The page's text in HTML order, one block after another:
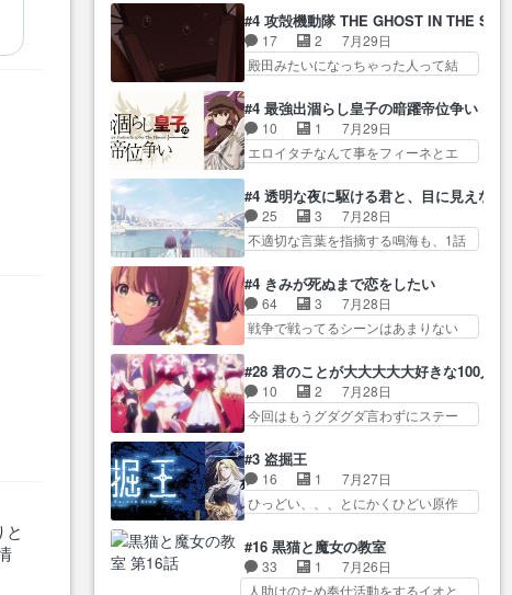
に・ベリルはミュ… おっさんの
親となるとお爺ちゃんだよね孫
扱… ・ベリル、実家に帰ること
に・ベリルはミュ…
全… 第４話をU-NEXTで視聴しま
した。視聴… スマホを買うた
め、都心で待ち合わせをした…
だかん… いきなりシリアス展開
ぶち込んでくるじゃん… 春希の
家庭事情は複雑。食事とか隼人が親
身…
自らが行う煙草と葉巻は… ブロ
グを更新しました!!宜しければ、是
非… 計画通りにはいかないね笑
やり遂げた(ほぼ… 今回もターニ
し… 白髪の男性が語った家族を
失った喪無感が、… 連邦に対し
て有利な講話条件を引き出すた
ターニャの勝利軍… 犠牲を払っ
ても良いならお前たちが前線へ
行… 戦闘がアッサリし過ぎじゃ
ない？戦争がメイ…
#4 攻殻機動隊 THE GHOST IN THE
17 2
7月29日
殿田みたいになっちゃった人って結
と思ってたら、トグサが… あの
見た目もうただのロボでしかないん
だよ… 俺らの汗拭きそりゃいや
だろwwバトー＆ト… イノセンス
イ… アダム・リンクやジェイム
スン(教授)型サ… アンドロイドも
おっさんの汗を拭くのは嫌や…
ったエピ… コミカルなのにも慣
れてきました。１話でし… ロボ
ットの反乱は今となっては良くある
話し…
#4 最強出涸らし皇子の暗躍帝位争い
10 1
7月29日
エロイタチなんて事をフィーネとエ
た事を…フィーネは自分… モン
スターを呼ぶ笛？黒幕は狩猟祭とは
関係… 平凡な少女に見える眼鏡w
眼鏡属性は持ち合… 神アニメ、
の… フィーネがアルノルトに活
躍してもらいたが… 第４話を
ABEMAで視聴しました。視聴
２度目のデート出… マジできな
臭いぞ帝位争い。姉からの刺客
を… ふぃーねと町の様子を見に
行ったら町中で窃…
#4 透明な夜に駆ける君と、目に見えない
25 3
7月28日
不適切な言葉を指摘する鳴海も、1話
り微笑ましいw良い奴… どう接し
ていいのかわからず戸惑うかける
も… 盲目だと相手の表情も分か
らないからどう思… 今期のバッ
… 初デートで冬月を笑わせよう
とする姿も冬月… 特に大きな事
件やイベントが起きるでもな
うとする姿も冬月… 3話までは主
人公がどうでもいいことでず
っ… 花火購入に浅草へ…行き当
たりばったり訪問…
#4 きみが死ぬまで恋をしたい
64 3
7月28日
戦争で戦ってるシーンはあまりない
れなかったようなシーナ… ミミ
の存在で揺らぐ14クラス約束された
死… ミミの秘密をあっさり受け
入れたのは拍子抜… 蘇生魔法っ
手… 蘇生魔法ヤバイけどミミい
なかったら詰んで… アニメオタ
クあるある：作中に花が登場す
した！アリとセイ… ごめん、そ
ういう話がしたい作品じゃない
の… 第４話感想：その口止め効
#28 君のことが大大大大大好きな100人
10 2
7月28日
今回はもうグダグダ言わずにステー
大好きな１００人の彼女… 100カ
ノ版ラブライブ！？こういうのは
人… 俺、みんなのレッスン動画
をDVDが焼きき… アナウンス役
ア… 恋太郎ファミリーがガチで
アイドルに挑戦！… ギャグギャ
#3 盗掘王
16 1
7月27日
ひっどい、、、とにかくひどい原作
ることもあるのか結構面… 久野
美咲さんと言えば幼女！アイマスの
市原… 遼河は目的の為には人命
#16 黒猫と魔女の教室
33 1
7月26日
人助けのため奉仕活動をするイオと